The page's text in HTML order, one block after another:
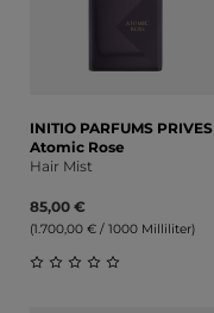
INITIO PARFUMS PRIVES
Atomic Rose
Hair Mist
85,00 €
(1.700,00 € / 1000 Milliliter)